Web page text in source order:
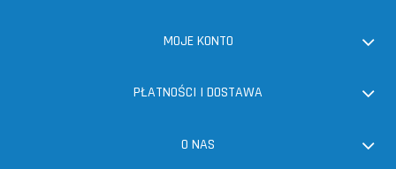
MOJE KONTO
PŁATNOŚCI I DOSTAWA
O NAS